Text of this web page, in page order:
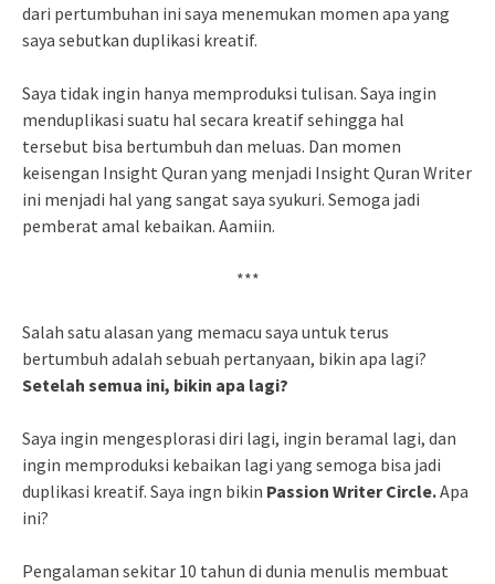
dari pertumbuhan ini saya menemukan momen apa yang
saya sebutkan duplikasi kreatif.
Saya tidak ingin hanya memproduksi tulisan. Saya ingin
menduplikasi suatu hal secara kreatif sehingga hal
tersebut bisa bertumbuh dan meluas. Dan momen
keisengan Insight Quran yang menjadi Insight Quran Writer
ini menjadi hal yang sangat saya syukuri. Semoga jadi
pemberat amal kebaikan. Aamiin.
***
Salah satu alasan yang memacu saya untuk terus
bertumbuh adalah sebuah pertanyaan, bikin apa lagi?
Setelah semua ini, bikin apa lagi?
Saya ingin mengesplorasi diri lagi, ingin beramal lagi, dan
ingin memproduksi kebaikan lagi yang semoga bisa jadi
duplikasi kreatif. Saya ingn bikin Passion Writer Circle.Apa
ini?
Pengalaman sekitar 10 tahun di dunia menulis membuat